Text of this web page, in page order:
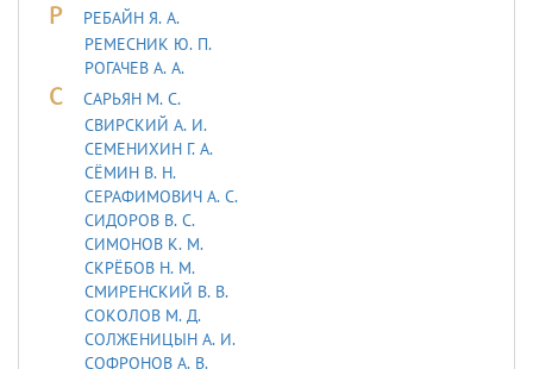
Р
РЕБАЙН Я. А.
РЕМЕСНИК Ю. П.
РОГАЧЕВ А. А.
С
САРЬЯH М. С.
СВИРСКИЙ А. И.
СЕМЕНИХИН Г. А.
СЁМИН В. Н.
СЕРАФИМОВИЧ А. С.
СИДОРОВ В. С.
СИМОНОВ К. М.
СКРЁБОВ Н. М.
СМИРЕНСКИЙ В. В.
СОКОЛОВ М. Д.
СОЛЖЕНИЦЫН А. И.
СОФРОНОВ А. В.